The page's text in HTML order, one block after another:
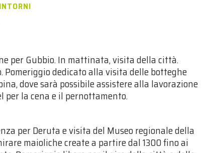
per Gubbio. In mattinata, visita della città.
Pomeriggio dedicato alla visita delle botteghe
dove sarà possibile assistere alla lavorazione
per la cena e il pernottamento.
per Deruta e visita del Museo regionale della
maioliche create a partire dal 1300 fino ai